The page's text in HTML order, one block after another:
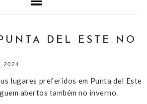
DEL ESTE NO
2024
lugares preferidos em Punta del Este
abertos também no inverno.